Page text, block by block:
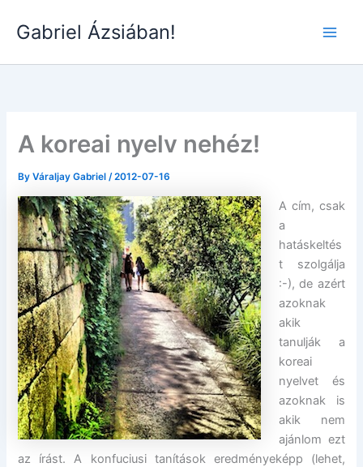
Gabriel Ázsiában!
A koreai nyelv nehéz!
ByVáraljay Gabriel/2012-07-16
A cím, csak
a
hatáskeltés
t szolgálja
:-), de azért
azoknak
akik
tanulják a
koreai
nyelvet és
azoknak is
akik nem
ajánlom ezt
az írást. A konfuciusi tanítások eredményeképp (lehet,